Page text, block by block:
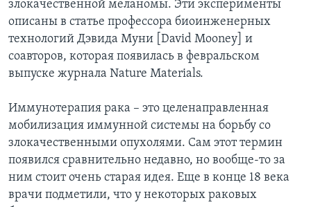
АМЕРИКА. БОЛЬШОЕ ПУТЕШЕСТВИЕ
ПОДПИСКА НА НОВОСТИ
Learning English
Языки
злокачественной меланомы. Эти эксперименты
описаны в статье профессора биоинженерных
технологий Дэвида Муни [David Mooney] и
соавторов, которая появилась в февральском
выпуске журнала Nature Materials.
Иммунотерапия рака – это целенаправленная
мобилизация иммунной системы на борьбу со
злокачественными опухолями. Сам этот термин
появился сравнительно недавно, но вообще-то за
ним стоит очень старая идея. Еще в конце 18 века
врачи подметили, что у некоторых раковых